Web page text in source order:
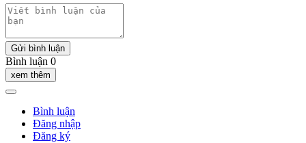
Gửi bình luận
Bình luận 0
xem thêm
Bình luận
Đăng nhập
Đăng ký